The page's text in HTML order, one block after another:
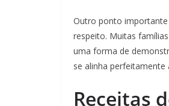
Outro ponto
respeito. Muitas
uma forma de
se alinha perfeitamente
Receitas